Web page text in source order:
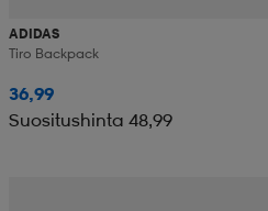
ADIDAS
Tiro Backpack
36,99
Suositushinta 48,99